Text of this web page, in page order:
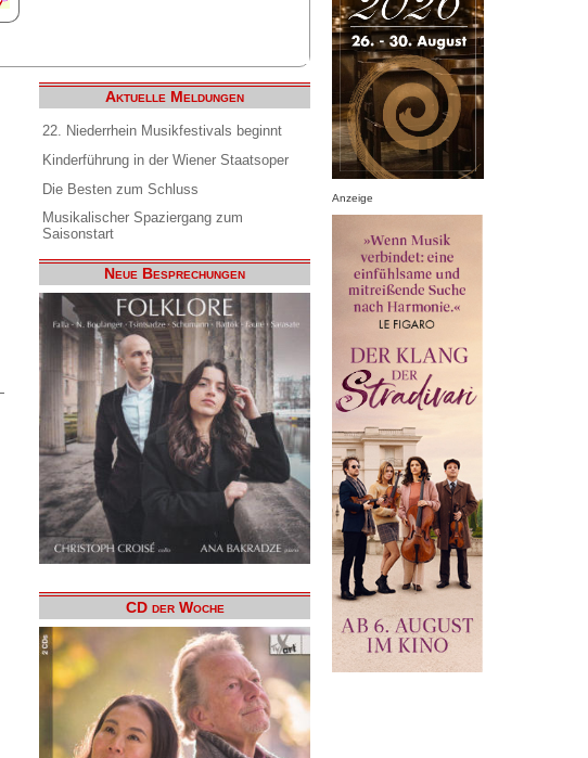
Aktuelle Meldungen
22. Niederrhein Musikfestivals beginnt
Kinderführung in der Wiener Staatsoper
Die Besten zum Schluss
Musikalischer Spaziergang zum
Saisonstart
Neue Besprechungen
CD der Woche
Anzeige